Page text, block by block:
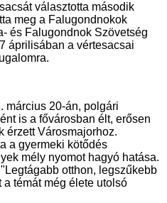
választotta második
meg a Falugondnokok
és Falugondnok Szövetség
áprilisában a vértesacsai
március 20-án, polgári
is a fővárosban élt, erősen
érzett Városmajorhoz.
a gyermeki kötődés
mély nyomot hagyó hatása.
otthon, legszűkebb
a témát még élete utolsó